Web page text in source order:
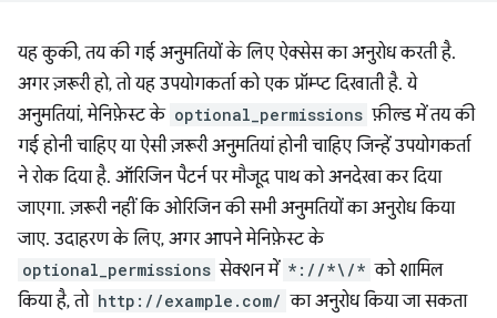
यह कुकी, तय की गई अनुमतियों के लिए ऐक्सेस का अनुरोध करती है.
अगर ज़रूरी हो, तो यह उपयोगकर्ता को एक प्रॉम्प्ट दिखाती है. ये
अनुमतियां, मेनिफ़ेस्ट के optional_permissions फ़ील्ड में तय की
गई होनी चाहिए या ऐसी ज़रूरी अनुमतियां होनी चाहिए जिन्हें उपयोगकर्ता
ने रोक दिया है. ऑरिजिन पैटर्न पर मौजूद पाथ को अनदेखा कर दिया
जाएगा. ज़रूरी नहीं कि ओरिजिन की सभी अनुमतियों का अनुरोध किया
जाए. उदाहरण के लिए, अगर आपने मेनिफ़ेस्ट के
optional_permissions सेक्शन में *://*\/* को शामिल
किया है, तो http://example.com/ का अनुरोध किया जा सकता